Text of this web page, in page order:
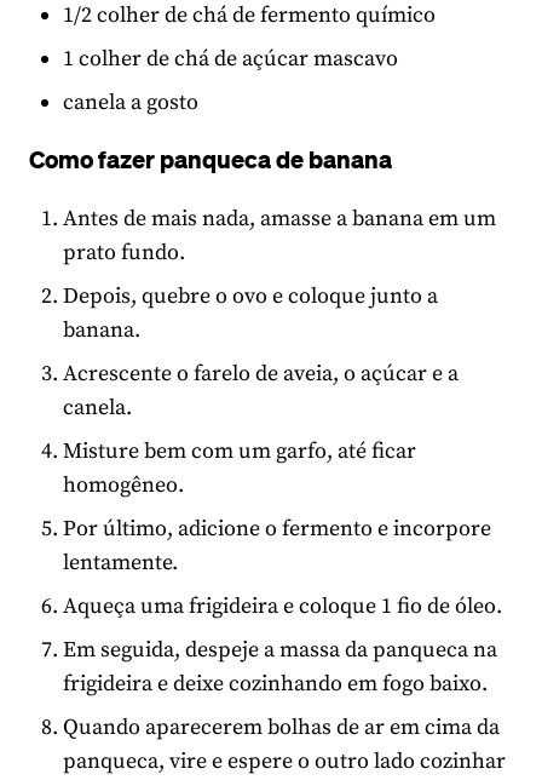
1/2 colher de chá de fermento químico
1 colher de chá de açúcar mascavo
canela a gosto
Como fazer panqueca de banana
Antes de mais nada, amasse a banana em um
prato fundo.
Depois, quebre o ovo e coloque junto a
banana.
Acrescente o farelo de aveia, o açúcar e a
canela.
Misture bem com um garfo, até ficar
homogêneo.
Por último, adicione o fermento e incorpore
lentamente.
Aqueça uma frigideira e coloque 1 fio de óleo.
Em seguida, despeje a massa da panqueca na
frigideira e deixe cozinhando em fogo baixo.
Quando aparecerem bolhas de ar em cima da
panqueca, vire e espere o outro lado cozinhar